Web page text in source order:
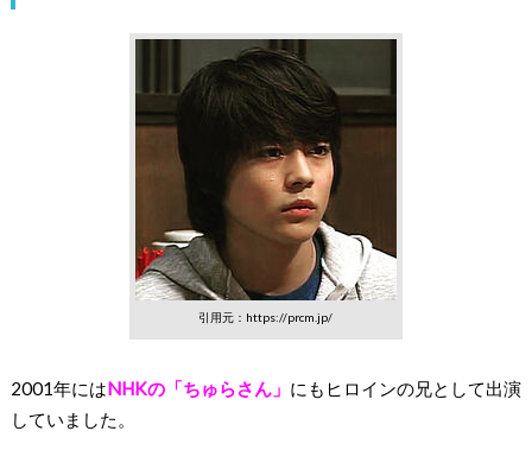
引用元：https://prcm.jp/
2001年にはNHKの「ちゅらさん」 にもヒロインの兄として出演
していました。